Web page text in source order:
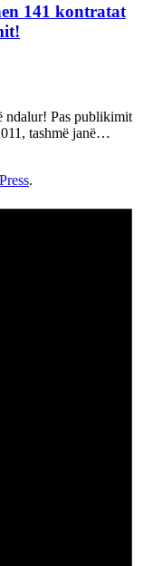
141 kontratat
ndalur! Pas publikimit
tashmë janë…
.